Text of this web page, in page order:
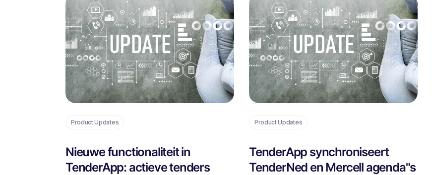
Product Updates
Nieuwe functionaliteit in
TenderApp: actieve tenders
Product Updates
TenderApp synchroniseert
TenderNed en Mercell agenda"s